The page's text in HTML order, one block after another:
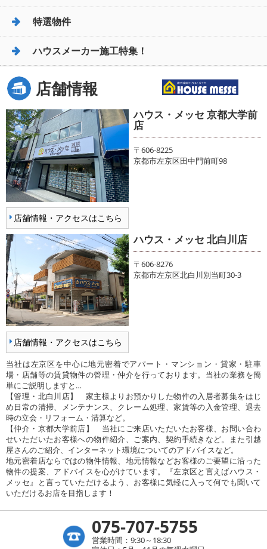
特選物件
ハウスメーカー施工特集！
店舗情報
店舗情報・アクセスはこちら
ハウス・メッセ 京都大学前
店
〒606-8225
京都市左京区田中門前町98
店舗情報・アクセスはこちら
ハウス・メッセ 北白川店
〒606-8276
京都市左京区北白川別当町30-3
当社は左京区を中心に地元密着でアパート・マンション・貸家・駐車
場・店舗等の賃貸物件の管理・仲介を行っております。当社の業務を簡
単にご説明しますと…
【管理・北白川店】 家主様よりお預かりした物件の入居者募集をはじ
め日常の清掃、メンテナンス、クレーム処理、家賃等の入金管理、退去
時の立会・リフォーム・清算など。
【仲介・京都大学前店】 当社にご来店いただいたお客様、お問い合わ
せいただいたお客様への物件紹介、ご案内、契約手続きなど。また引越
屋さんのご紹介、インターネット環境についてのアドバイスなど。
地元密着店ならではの物件情報、地元情報などお客様のご要望に沿った
物件の提案、アドバイスを心がけています。『左京区と言えばハウス・
メッセ』と言っていただけるよう、お客様に気軽に入って何でも聞いて
いただけるお店を目指します！
075-707-5755
営業時間：9:30～18:30